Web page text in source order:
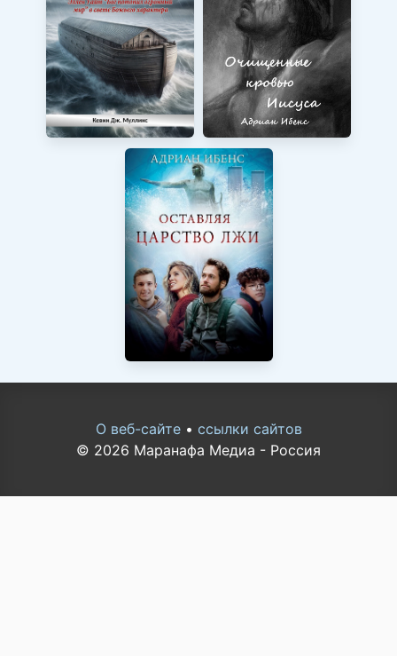
О веб-сайте• ссылки сайтов
© 2026 Маранафа Медиа - Россия